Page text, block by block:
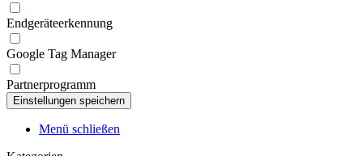
Endgeräteerkennung
Google Tag Manager
Partnerprogramm
Menü schließen